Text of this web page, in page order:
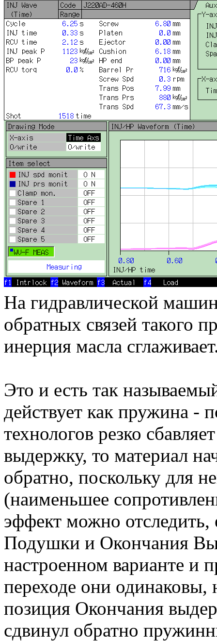
На гидравлической
обратных связей такого
инерция масла
Это и есть так
действует как пружина -
технологов резко
выдержку, то материал
обратно, поскольку для
(наименьшее
эффект можно отследить,
Подушки и Окончания
настроенном варианте и
переходе они одинаковы,
позиция Окончания
сдвинул обратно